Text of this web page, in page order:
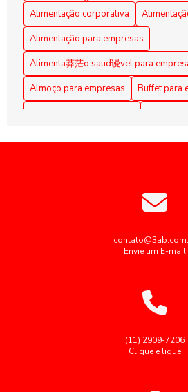
Alimentação Coletiva em Empresas:
Estratégias Eficazes
Alimentação Coletiva em Empresas:
Alimentação coletiva em empresas:
benefícios para a equipe
Alimentação Corporativa Eficiente:
Alimentação Corporativa Eficiente:
Alimentação Corporativa Saudável:
Potencializar o Bem-Estar no
Alimentação Corporativa Saudável:
Potencializam a Produtividade no
Alimentação corporativa
Alimentação para empresas
Alimenta莽茫o saud谩vel para
Almoço para empresas
Buffet para
Empresas de alimentação coletiva SP
Empresas de alimentação industrial
Empresas fornecedoras de
Fornecedores de alimentação coletiva
Fornecedores de alimentação industrial
Envie um E-mail
(11) 2909-7206
Clique e ligue